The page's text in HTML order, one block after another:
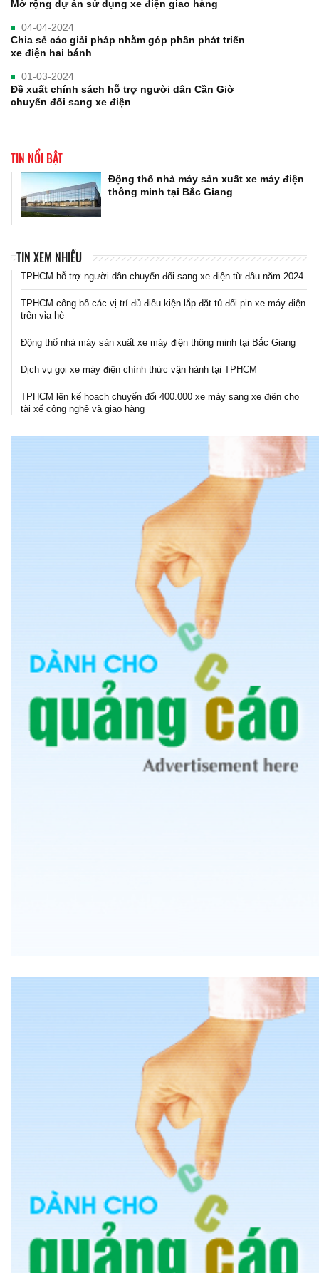
Mở rộng dự án sử dụng xe điện giao hàng
04-04-2024
Chia sẻ các giải pháp nhằm góp phần phát triển
xe điện hai bánh
01-03-2024
Đề xuất chính sách hỗ trợ người dân Cần Giờ
chuyển đổi sang xe điện
TIN NỔI BẬT
Động thổ nhà máy sản xuất xe máy điện
thông minh tại Bắc Giang
TIN XEM NHIỀU
TPHCM hỗ trợ người dân chuyển đổi sang xe điện từ đầu năm 2024
TPHCM công bố các vị trí đủ điều kiện lắp đặt tủ đổi pin xe máy điện
trên vỉa hè
Động thổ nhà máy sản xuất xe máy điện thông minh tại Bắc Giang
Dịch vụ gọi xe máy điện chính thức vận hành tại TPHCM
TPHCM lên kế hoạch chuyển đổi 400.000 xe máy sang xe điện cho
tài xế công nghệ và giao hàng